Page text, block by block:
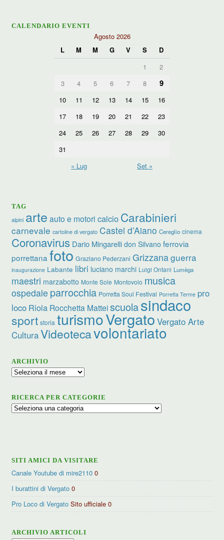
CALENDARIO EVENTI
Agosto 2026
L
M M G V S
D
1
2
3
4 5 6 7 8 9
10 11 12 13 14 15
16
17
18 19 20 21 22
23
24
25 26 27 28 29
30
31
« Lug
Set »
TAG
alpini arte auto e motori calcio Carabinieri
carnevale cartoline di vergato Castel d’Aiano Cereglio cinema
Coronavirus Dario Mingarelli don Silvano ferrovia
porrettana foto Graziano Pederzani Grizzanaguerra
inaugurazione Labante libri luciano marchi Luigi Ontani Lumèga
maestri marzabotto Monte Sole Montovolo musica
ospedale parrocchia Porretta Soul Festival Porretta Terme pro
loco Riola Rocchetta Matteiscuolasindaco
sport storia turismoVergato Vergato Arte
CulturaVideotecavolontariato
ARCHIVIO
Archivio
RICERCA PER CATEGORIE
Ricerca
SITI AMICI DA VISITARE
Canale Youtube di mire2110 0
I burattini di Vergato 0
Pro Loco di Vergato Sito ufficiale 0
ARCHIVIO ARTICOLI